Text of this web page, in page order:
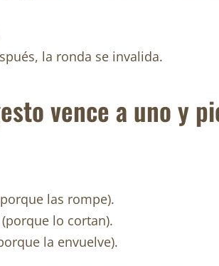
la ronda se invalida.
vence a uno y
las rompe).
lo cortan).
la envuelve).